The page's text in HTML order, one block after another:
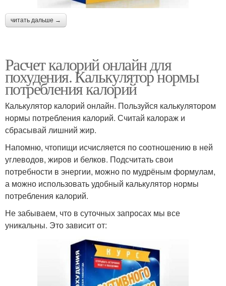
читать дальше →
Расчет калорий онлайн для
похудения. Калькулятор нормы
потребления калорий
Калькулятор калорий онлайн. Пользуйся калькулятором
нормы потребления калорий. Считай калораж и
сбрасывай лишний жир.
Напомню, чтопищи исчисляется по соотношению в ней
углеводов, жиров и белков. Подсчитать свои
потребности в энергии, можно по мудрёным формулам,
а можно использовать удобный калькулятор нормы
потребления калорий.
Не забываем, что в суточных запросах мы все
уникальны. Это зависит от: